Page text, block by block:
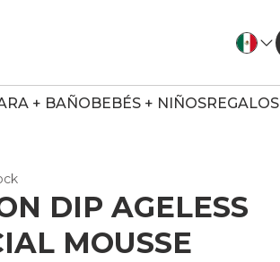
+ BAÑOBEBÉS + NIÑOSREGALOS
DIP AGELESS
MOUSSE